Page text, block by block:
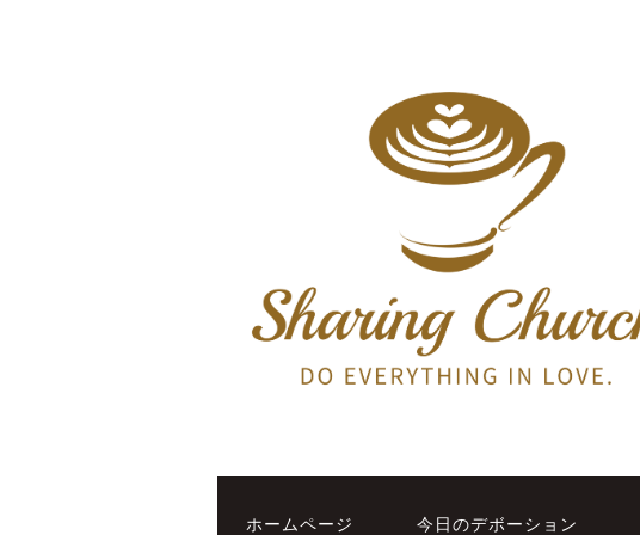
ホームページ 今日のデボーション